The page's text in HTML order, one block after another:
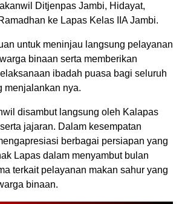
Ditjenpas Jambi, Hidayat,
ke Lapas Kelas IIA Jambi.
untuk meninjau langsung pelayanan
binaan serta memberikan
ibadah puasa bagi seluruh
menjalankan nya.
disambut langsung oleh Kalapas
jajaran. Dalam kesempatan
berbagai persiapan yang
Lapas dalam menyambut bulan
terkait pelayanan makan sahur yang
binaan.